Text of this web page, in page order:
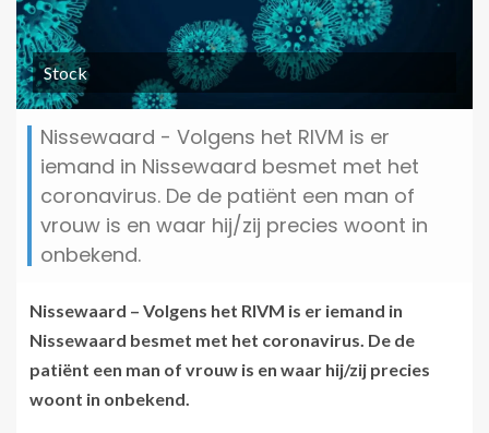
Stock
Nissewaard - Volgens het RIVM is er
iemand in Nissewaard besmet met het
coronavirus. De de patiënt een man of
vrouw is en waar hij/zij precies woont in
onbekend.
Nissewaard – Volgens het RIVM is er iemand in
Nissewaard besmet met het coronavirus. De de
patiënt een man of vrouw is en waar hij/zij precies
woont in onbekend.